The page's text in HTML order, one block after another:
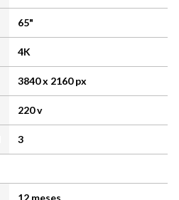
65"
4K
3840 x 2160 px
220 v
3
12 meses